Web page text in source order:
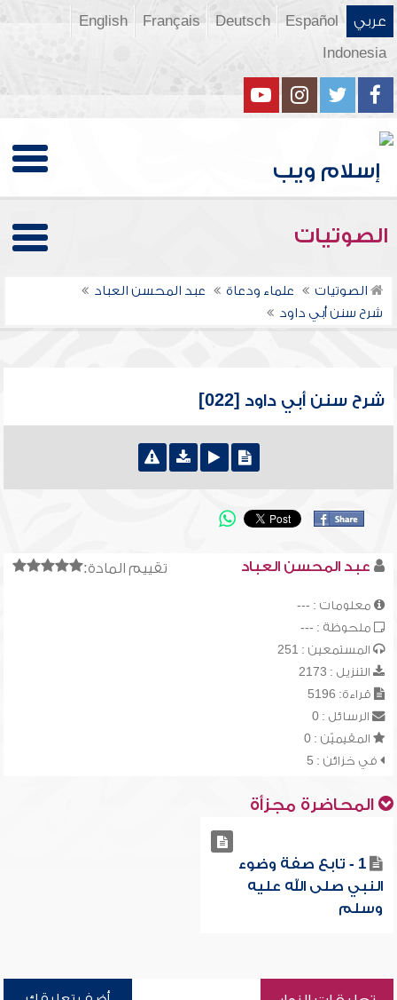
عربي Español
Deutsch
Français
English
Indonesia
الصوتيات
الصوتيات علماء ودعاة
عبد المحسن العباد
شرح سنن أبي داود
شرح سنن أبي داود [022]
تقييم المادة: عبد المحسن العباد
معلومات : ---
ملحوظة : ---
المستمعين : 251
التنزيل : 2173
قراءة: 5196
الرسائل : 0
المقيميّن : 0
في خزائن : 5
المحاضرة مجزأة
1 - تابع صفة وضوء
النبي صلى الله عليه
وسلم